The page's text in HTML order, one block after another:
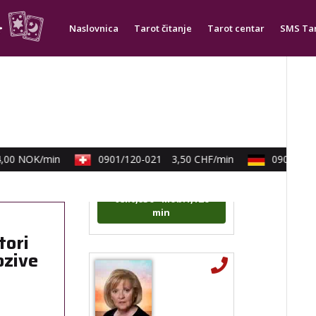
Naslovnica Tarot čitanje Tarot centar SMS
NOK/min 0901/120-021 3,50 CHF/min 0900/830-
DIJA/ Kod 64
Broj tel: 064/600-600